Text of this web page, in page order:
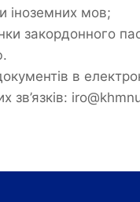
іноземних мов;
закордонного
в
зв’язків: